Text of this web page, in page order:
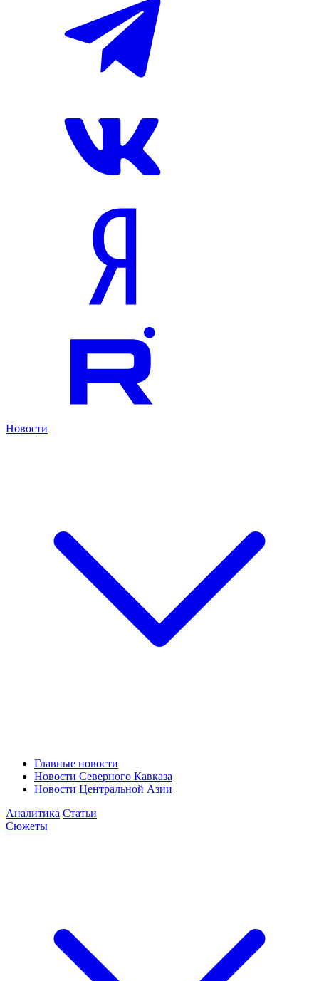
Новости
Главные новости
Новости Северного Кавказа
Новости Центральной Азии
Аналитика Статьи
Сюжеты